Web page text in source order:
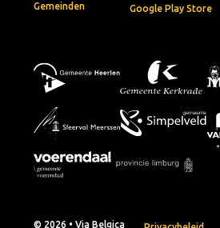
Google Play Store
Gemeinden
© 2026 • Via Belgica